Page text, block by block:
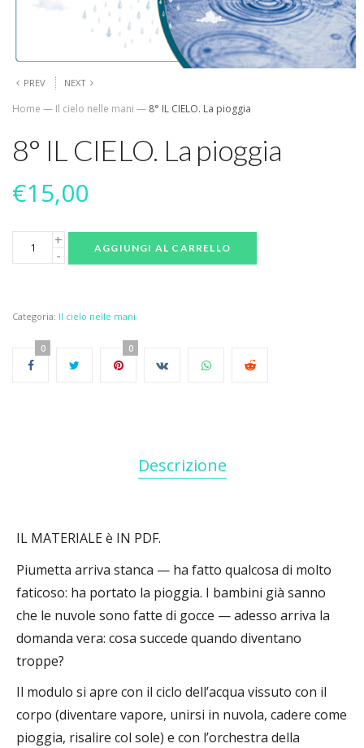
PREV NEXT
Home — Il cielo nelle mani — 8° IL CIELO. La pioggia
8° IL CIELO. La pioggia
€15,00
AGGIUNGI AL CARRELLO
Categoria: Il cielo nelle mani
0 0
Descrizione
IL MATERIALE è IN PDF.
Piumetta arriva stanca — ha fatto qualcosa di molto
faticoso: ha portato la pioggia. I bambini già sanno
che le nuvole sono fatte di gocce — adesso arriva la
domanda vera: cosa succede quando diventano
troppe?
Il modulo si apre con il ciclo dell’acqua vissuto con il
corpo (diventare vapore, unirsi in nuvola, cadere come
pioggia, risalire col sole) e con l’orchestra della